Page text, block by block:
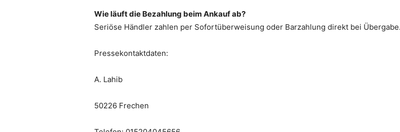
Wie läuft die Bezahlung beim Ankauf ab?
Seriöse Händler zahlen per Sofortüberweisung oder Barzahlung direkt bei Übergabe.
Pressekontaktdaten:
A. Lahib
50226 Frechen